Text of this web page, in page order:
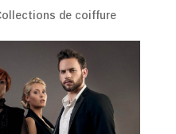
de coiffure